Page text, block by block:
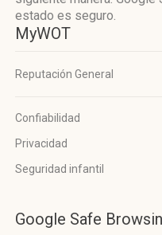
estado es seguro.
MyWOT
Reputación General
Confiabilidad
Privacidad
Seguridad infantil
Google Safe